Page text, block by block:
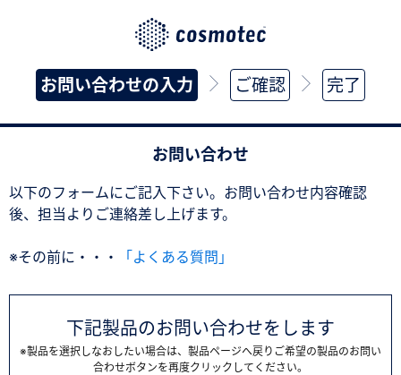
お問い合わせの入力 ご確認 完了
お問い合わせ
以下のフォームにご記入下さい。お問い合わせ内容確認
後、担当よりご連絡差し上げます。
※その前に・・・ 「よくある質問」
下記製品のお問い合わせをします
※製品を選択しなおしたい場合は、製品ページへ戻りご希望の製品のお問い
合わせボタンを再度クリックしてください。